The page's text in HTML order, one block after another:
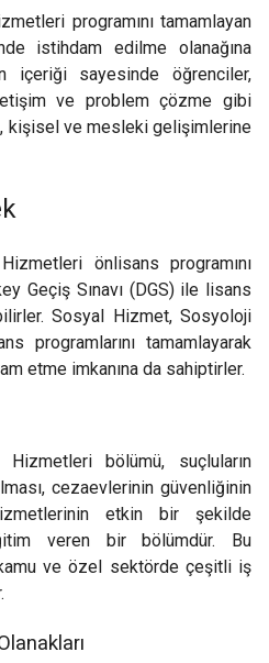
programını tamamlayan
istihdam edilme olanağına
içeriği sayesinde öğrenciler,
ve problem çözme gibi
kişisel ve mesleki gelişimlerine
önlisans programını
Geçiş Sınavı (DGS) ile lisans
Sosyal Hizmet, Sosyoloji
programlarını tamamlayarak
etme imkanına da sahiptirler.
bölümü, suçluların
cezaevlerinin güvenliğinin
etkin bir şekilde
veren bir bölümdür. Bu
ve özel sektörde çeşitli iş